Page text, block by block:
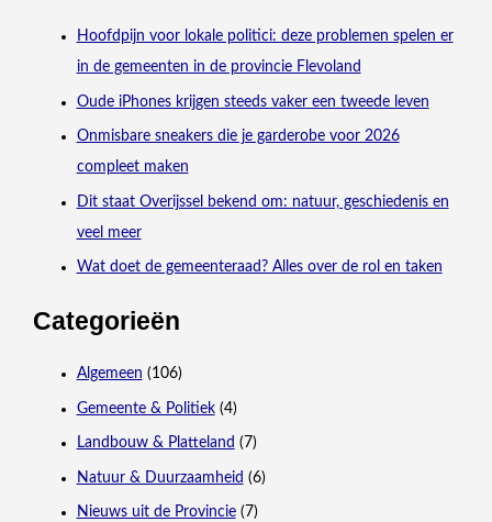
Hoofdpijn voor lokale politici: deze problemen spelen er
in de gemeenten in de provincie Flevoland
Oude iPhones krijgen steeds vaker een tweede leven
Onmisbare sneakers die je garderobe voor 2026
compleet maken
Dit staat Overijssel bekend om: natuur, geschiedenis en
veel meer
Wat doet de gemeenteraad? Alles over de rol en taken
Categorieën
Algemeen (106)
Gemeente & Politiek(4)
Landbouw & Platteland (7)
Natuur & Duurzaamheid (6)
Nieuws uit de Provincie(7)